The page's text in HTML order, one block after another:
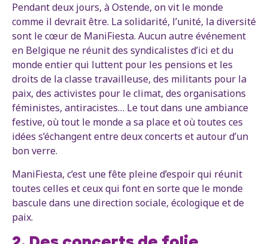
Pendant deux jours, à Ostende, on vit le monde
comme il devrait être. La solidarité, l’unité, la diversité
sont le cœur de ManiFiesta. Aucun autre événement
en Belgique ne réunit des syndicalistes d’ici et du
monde entier qui luttent pour les pensions et les
droits de la classe travailleuse, des militants pour la
paix, des activistes pour le climat, des organisations
féministes, antiracistes… Le tout dans une ambiance
festive, où tout le monde a sa place et où toutes ces
idées s’échangent entre deux concerts et autour d’un
bon verre.
ManiFiesta, c’est une fête pleine d’espoir qui réunit
toutes celles et ceux qui font en sorte que le monde
bascule dans une direction sociale, écologique et de
paix.